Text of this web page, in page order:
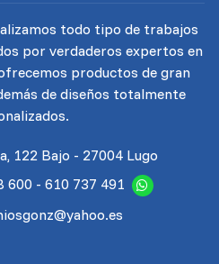
todo tipo de trabajos
por verdaderos expertos en
productos de gran
de diseños totalmente
122 Bajo - 27004 Lugo
600 - 610 737 491